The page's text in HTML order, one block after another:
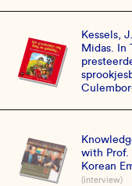
Kessels,
Midas. In
with Prof.
Korean
(interview)